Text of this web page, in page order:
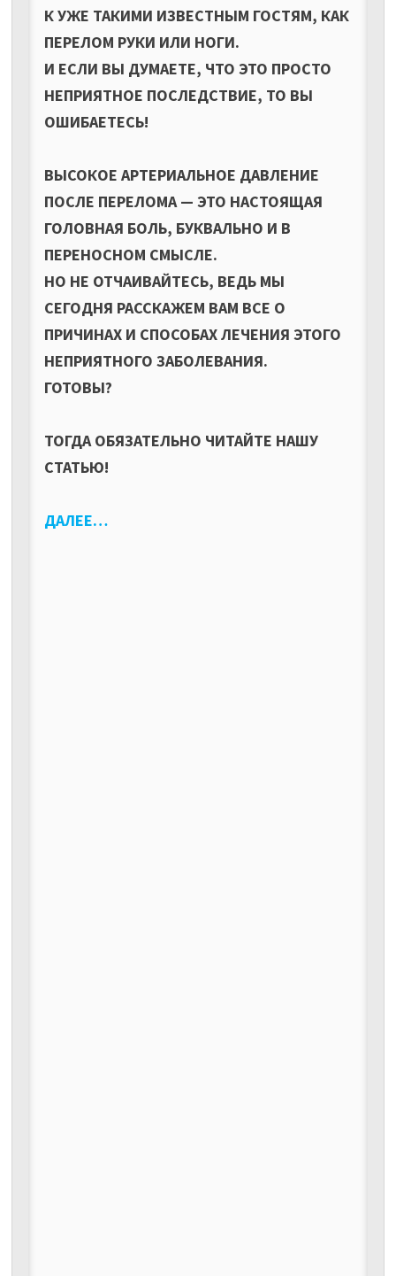
К УЖЕ ТАКИМИ ИЗВЕСТНЫМ ГОСТЯМ, КАК
ПЕРЕЛОМ РУКИ ИЛИ НОГИ.
И ЕСЛИ ВЫ ДУМАЕТЕ, ЧТО ЭТО ПРОСТО
НЕПРИЯТНОЕ ПОСЛЕДСТВИЕ, ТО ВЫ
ОШИБАЕТЕСЬ!
ВЫСОКОЕ АРТЕРИАЛЬНОЕ ДАВЛЕНИЕ
ПОСЛЕ ПЕРЕЛОМА — ЭТО НАСТОЯЩАЯ
ГОЛОВНАЯ БОЛЬ, БУКВАЛЬНО И В
ПЕРЕНОСНОМ СМЫСЛЕ.
НО НЕ ОТЧАИВАЙТЕСЬ, ВЕДЬ МЫ
СЕГОДНЯ РАССКАЖЕМ ВАМ ВСЕ О
ПРИЧИНАХ И СПОСОБАХ ЛЕЧЕНИЯ ЭТОГО
НЕПРИЯТНОГО ЗАБОЛЕВАНИЯ.
ГОТОВЫ?
ТОГДА ОБЯЗАТЕЛЬНО ЧИТАЙТЕ НАШУ
СТАТЬЮ!
ДАЛЕЕ…